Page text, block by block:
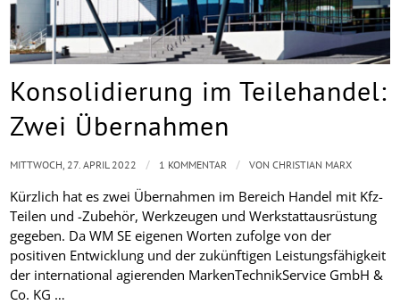
Konsolidierung im Teilehandel:
Zwei Übernahmen
Kürzlich hat es zwei Übernahmen im Bereich Handel mit Kfz-
Teilen und -Zubehör, Werkzeugen und Werkstattausrüstung
gegeben. Da WM SE eigenen Worten zufolge von der
positiven Entwicklung und der zukünftigen Leistungsfähigkeit
der international agierenden MarkenTechnikService GmbH &
Co. KG …
MITTWOCH, 27. APRIL 2022 / 1 KOMMENTAR / VONCHRISTIAN MARX